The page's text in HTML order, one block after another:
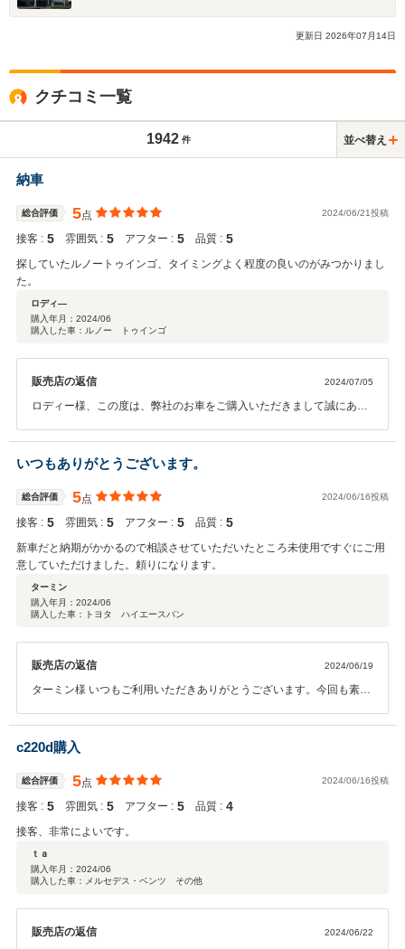
更新日 2026年07 月 14日
クチコミ一覧
1942 件 並べ替え
納車
総合評価 5点 2024/06/21投稿
接客 : 5 雰囲気 : 5 アフター : 5 品質 : 5
探していたルノートゥインゴ、タイミングよく程度の良いのがみつかりまし
た。
ロディ―
購入年月： 2024/06
購入した車：ルノー トゥインゴ
販売店の返信 2024/07/05
ロディー様、この度は、弊社のお車をご購入いただきまして誠にあり
事ご納車できて良かったです！！ 今後もサポートしていきますので頼
って頂けたらと思います。宜しくお願い致します。ありがとうござい
ます！！
いつもありがとうございます。
総合評価 5点 2024/06/16投稿
接客 : 5 雰囲気 : 5 アフター : 5 品質 : 5
新車だと納期がかかるので相談させていただいたところ未使用ですぐにご用
意していただけました。頼りになります。
ターミン
購入年月： 2024/06
購入した車：トヨタ ハイエースバン
販売店の返信 2024/06/19
ターミン様 いつもご利用いただきありがとうございます。今回も素敵
乗りいただけたら何よりです。ご不明点がございましたら今後もしっ
かりフォローさせていただきますのでお気楽にご連絡ください。あり
がとうございました！！
c220d購入
総合評価 5点 2024/06/16投稿
接客 : 5 雰囲気 : 5 アフター : 5 品質 : 4
接客、非常によいです。
ｔａ
購入年月： 2024/06
購入した車：メルセデス・ベンツ その他
販売店の返信 2024/06/22